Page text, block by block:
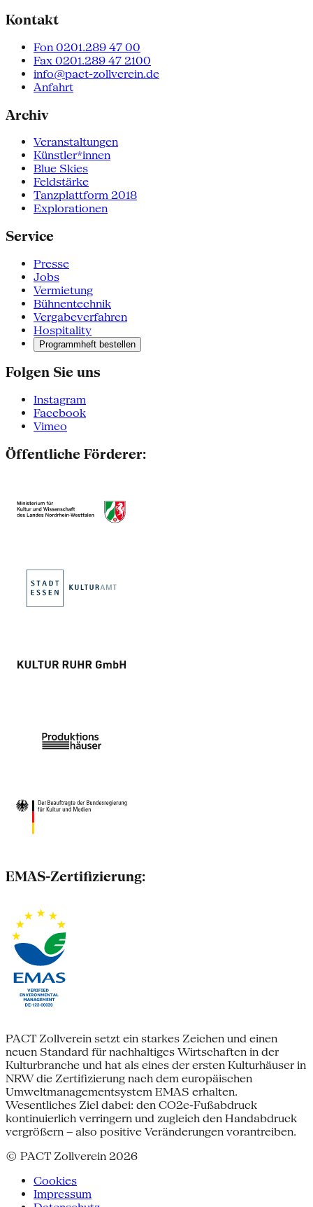
Kontakt
Fon 0201.289 47 00
Fax 0201.289 47 2100
info@pact-zollverein.de
Anfahrt
Archiv
Veranstaltungen
Künstler*innen
Blue Skies
Feldstärke
Tanzplattform 2018
Explorationen
Service
Presse
Jobs
Vermietung
Bühnentechnik
Vergabeverfahren
Hospitality
Programmheft bestellen
Folgen Sie uns
Instagram
Facebook
Vimeo
Öffentliche Förderer:
EMAS-Zertifizierung:
PACT Zollverein setzt ein starkes Zeichen und einen
neuen Standard für nachhaltiges Wirtschaften in der
Kulturbranche und hat als eines der ersten Kulturhäuser in
NRW die Zertifizierung nach dem europäischen
Umweltmanagementsystem EMAS erhalten.
Wesentliches Ziel dabei: den CO2e-Fußabdruck
kontinuierlich verringern und zugleich den Handabdruck
vergrößern – also positive Veränderungen vorantreiben.
© PACT Zollverein 2026
Cookies
Impressum